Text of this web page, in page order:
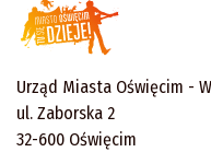
Urząd Miasta Oświęcim -
ul. Zaborska 2
32-600 Oświęcim